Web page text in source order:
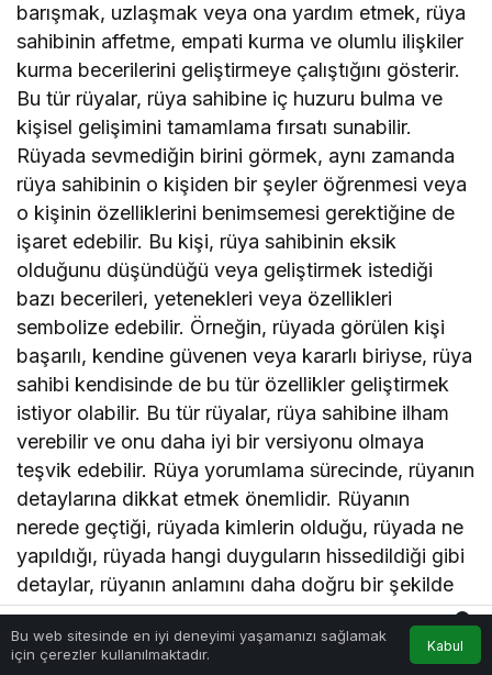
barışmak, uzlaşmak veya ona yardım etmek, rüya
sahibinin affetme, empati kurma ve olumlu ilişkiler
kurma becerilerini geliştirmeye çalıştığını gösterir.
Bu tür rüyalar, rüya sahibine iç huzuru bulma ve
kişisel gelişimini tamamlama fırsatı sunabilir.
Rüyada sevmediğin birini görmek, aynı zamanda
rüya sahibinin o kişiden bir şeyler öğrenmesi veya
o kişinin özelliklerini benimsemesi gerektiğine de
işaret edebilir. Bu kişi, rüya sahibinin eksik
olduğunu düşündüğü veya geliştirmek istediği
bazı becerileri, yetenekleri veya özellikleri
sembolize edebilir. Örneğin, rüyada görülen kişi
başarılı, kendine güvenen veya kararlı biriyse, rüya
sahibi kendisinde de bu tür özellikler geliştirmek
istiyor olabilir. Bu tür rüyalar, rüya sahibine ilham
verebilir ve onu daha iyi bir versiyonu olmaya
teşvik edebilir. Rüya yorumlama sürecinde, rüyanın
detaylarına dikkat etmek önemlidir. Rüyanın
nerede geçtiği, rüyada kimlerin olduğu, rüyada ne
yapıldığı, rüyada hangi duyguların hissedildiği gibi
detaylar, rüyanın anlamını daha doğru bir şekilde
yorumlamaya yardımcı olabilir. Ayrıca, rüyanın rüya
sahibinin uyanık yaşamındaki olaylarla nasıl
bağlantılı olduğunu da dikkate almak gerekir.
Bu web sitesinde en iyi deneyimi yaşamanızı sağlamak
için çerezler kullanılmaktadır.
Kabul
Anasayfa Akış Bildirimler